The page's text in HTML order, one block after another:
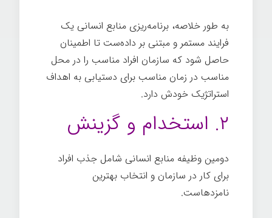
به طور خلاصه، برنامه‌ریزی منابع انسانی یک
فرایند مستمر و مبتنی بر داده‌ست تا اطمینان
حاصل شود که سازمان افراد مناسب را در محل
مناسب در زمان مناسب برای دستیابی به اهداف
استراتژیک خودش دارد.
۲. استخدام و گزینش
دومین وظیفه منابع انسانی شامل جذب افراد
برای کار در سازمان و انتخاب بهترین
نامزدهاست.